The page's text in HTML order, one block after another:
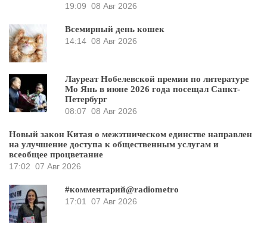
19:09 08 Авг 2026
Всемирный день кошек
14:14 08 Авг 2026
Лауреат Нобелевской премии по литературе
Мо Янь в июне 2026 года посещал Санкт-
Петербург
08:07 08 Авг 2026
Новый закон Китая о межэтническом единстве направлен
на улучшение доступа к общественным услугам и
всеобщее процветание
17:02 07 Авг 2026
#комментарий@radiometro
17:01
07 Авг 2026